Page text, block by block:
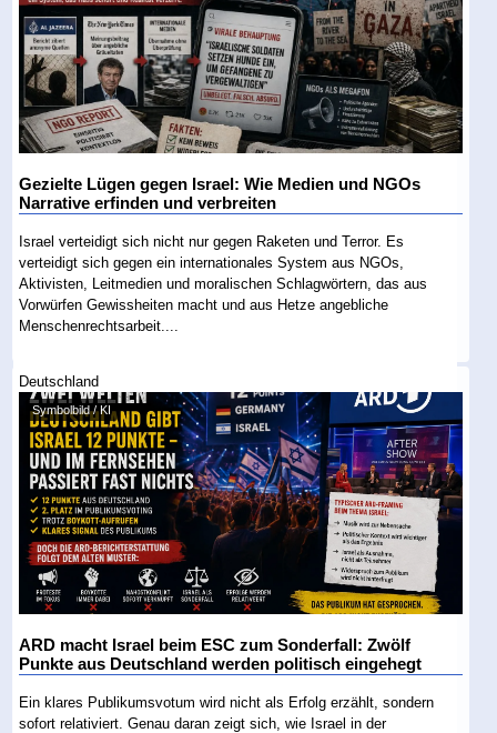
Gezielte Lügen gegen Israel: Wie Medien und NGOs
Narrative erfinden und verbreiten
Israel verteidigt sich nicht nur gegen Raketen und Terror. Es
verteidigt sich gegen ein internationales System aus NGOs,
Aktivisten, Leitmedien und moralischen Schlagwörtern, das aus
Vorwürfen Gewissheiten macht und aus Hetze angebliche
Menschenrechtsarbeit....
Deutschland
Symbolbild / KI
ARD macht Israel beim ESC zum Sonderfall: Zwölf
Punkte aus Deutschland werden politisch eingehegt
Ein klares Publikumsvotum wird nicht als Erfolg erzählt, sondern
sofort relativiert. Genau daran zeigt sich, wie Israel in der